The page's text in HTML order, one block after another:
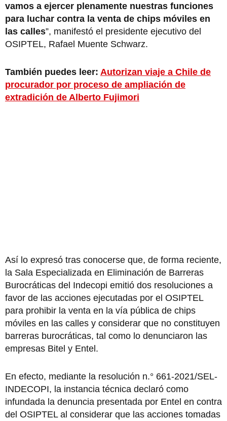
vamos a ejercer plenamente nuestras funciones
para luchar contra la venta de chips móviles en
las calles”, manifestó el presidente ejecutivo del
OSIPTEL, Rafael Muente Schwarz.
También puedes leer: Autorizan viaje a Chile de
procurador por proceso de ampliación de
extradición de Alberto Fujimori
Así lo expresó tras conocerse que, de forma reciente,
la Sala Especializada en Eliminación de Barreras
Burocráticas del Indecopi emitió dos resoluciones a
favor de las acciones ejecutadas por el OSIPTEL
para prohibir la venta en la vía pública de chips
móviles en las calles y considerar que no constituyen
barreras burocráticas, tal como lo denunciaron las
empresas Bitel y Entel.
En efecto, mediante la resolución n.° 661-2021/SEL-
INDECOPI, la instancia técnica declaró como
infundada la denuncia presentada por Entel en contra
del OSIPTEL al considerar que las acciones tomadas